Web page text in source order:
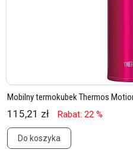
Mobilny termokubek Thermos
115,21 zł Rabat: 22 %
Do koszyka